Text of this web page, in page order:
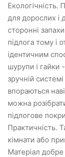
Екологічність.
для дорослих і
сторонні
підлога тому і
ідентичним
шурупи і гайки
зручній
впораються
можна
підлогове
Практичність.
кімнати або
Матеріал добре